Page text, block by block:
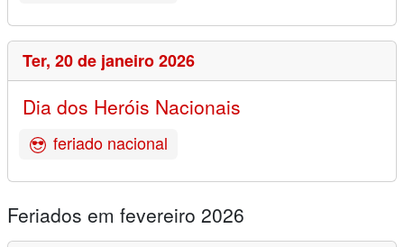
Ter, 20 de janeiro 2026
Dia dos Heróis Nacionais
feriado nacional
Feriados em fevereiro 2026